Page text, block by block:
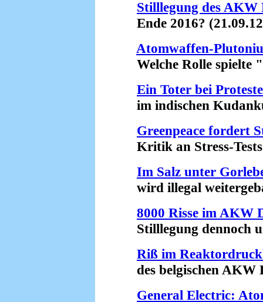
Stilllegung des AKW
Ende 2016?
Atomwaffen-
Welche Rolle spielte
Ein Toter bei
im indischen
Greenpeace fordert
Kritik an Stress-Tests
Im Salz unter
wird illegal
8000 Risse im AKW
Stilllegung dennoch
Riß im
des belgischen AKW
General Electric: